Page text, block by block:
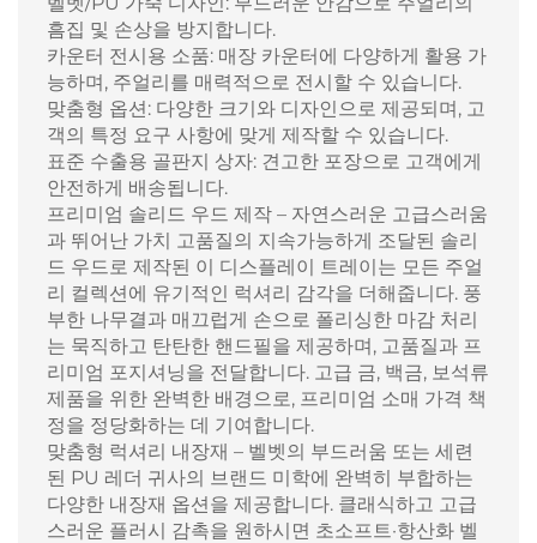
흠집 및 손상을 방지합니다.
카운터 전시용 소품: 매장 카운터에 다양하게 활용 가
능하며, 주얼리를 매력적으로 전시할 수 있습니다.
맞춤형 옵션: 다양한 크기와 디자인으로 제공되며, 고
객의 특정 요구 사항에 맞게 제작할 수 있습니다.
표준 수출용 골판지 상자: 견고한 포장으로 고객에게
안전하게 배송됩니다.
프리미엄 솔리드 우드 제작 – 자연스러운 고급스러움
과 뛰어난 가치 고품질의 지속가능하게 조달된 솔리
드 우드로 제작된 이 디스플레이 트레이는 모든 주얼
리 컬렉션에 유기적인 럭셔리 감각을 더해줍니다. 풍
부한 나무결과 매끄럽게 손으로 폴리싱한 마감 처리
는 묵직하고 탄탄한 핸드필을 제공하며, 고품질과 프
리미엄 포지셔닝을 전달합니다. 고급 금, 백금, 보석류
제품을 위한 완벽한 배경으로, 프리미엄 소매 가격 책
정을 정당화하는 데 기여합니다.
맞춤형 럭셔리 내장재 – 벨벳의 부드러움 또는 세련
된 PU 레더 귀사의 브랜드 미학에 완벽히 부합하는
다양한 내장재 옵션을 제공합니다. 클래식하고 고급
스러운 플러시 감촉을 원하시면 초소프트·항산화 벨